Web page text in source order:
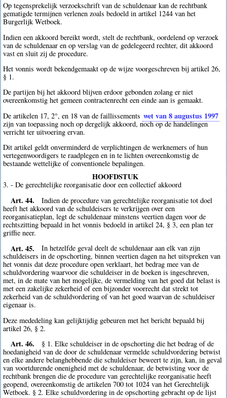
Op tegensprekelijk verzoekschrift van de schuldenaar kan de rechtbank
gematigde termijnen verlenen zoals bedoeld in artikel 1244 van het
Burgerlijk Wetboek.
Indien een akkoord bereikt wordt, stelt de rechtbank, oordelend op verzoek
van de schuldenaar en op verslag van de gedelegeerd rechter, dit akkoord
vast en sluit zij de procedure.
Het vonnis wordt bekendgemaakt op de wijze voorgeschreven bij artikel 26,
§ 1.
De partijen bij het akkoord blijven erdoor gebonden zolang er niet
overeenkomstig het gemeen contractenrecht een einde aan is gemaakt.
De artikelen 17, 2°, en 18 van de faillissements wet van 8 augustus 1997
zijn van toepassing noch op dergelijk akkoord, noch op de handelingen
verricht ter uitvoering ervan.
Dit artikel geldt onverminderd de verplichtingen de werknemers of hun
vertegenwoordigers te raadplegen en in te lichten overeenkomstig de
bestaande wettelijke of conventionele bepalingen.
HOOFDSTUK
3. - De gerechtelijke reorganisatie door een collectief akkoord
Art. 44.
Indien de procedure van gerechtelijke reorganisatie tot doel
heeft het akkoord van de schuldeisers te verkrijgen over een
reorganisatieplan, legt de schuldenaar minstens veertien dagen voor de
rechtszitting bepaald in het vonnis bedoeld in artikel 24, § 3, een plan ter
griffie neer.
Art. 45.
In hetzelfde geval deelt de schuldenaar aan elk van zijn
schuldeisers in de opschorting, binnen veertien dagen na het uitspreken van
het vonnis dat deze procedure open verklaart, het bedrag mee van de
schuldvordering waarvoor die schuldeiser in de boeken is ingeschreven,
met, in de mate van het mogelijke, de vermelding van het goed dat belast is
met een zakelijke zekerheid of een bijzonder voorrecht dat strekt tot
zekerheid van de schuldvordering of van het goed waarvan de schuldeiser
eigenaar is.
Deze mededeling kan gelijktijdig gebeuren met het bericht bepaald bij
artikel 26, § 2.
Art. 46.
§ 1. Elke schuldeiser in de opschorting die het bedrag of de
hoedanigheid van de door de schuldenaar vermelde schuldvordering betwist
en elke andere belanghebbende die schuldeiser beweert te zijn, kan, in geval
van voortdurende onenigheid met de schuldenaar, de betwisting voor de
rechtbank brengen die de procedure van gerechtelijke reorganisatie heeft
geopend, overeenkomstig de artikelen 700 tot 1024 van het Gerechtelijk
Wetboek. § 2. Elke schuldvordering in de opschorting gebracht op de lijst